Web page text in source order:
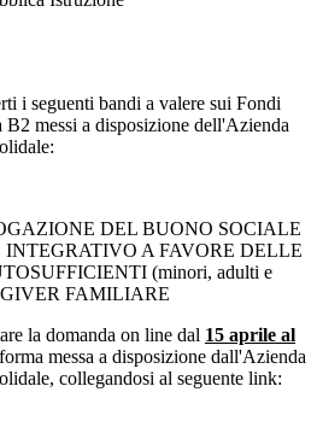
i seguenti bandi a valere sui Fondi
messi a disposizione dell'Azienda
DEL BUONO SOCIALE
INTEGRATIVO A FAVORE DELLE
(minori, adulti e
FAMILIARE
domanda on line dal 15 aprile al
messa a disposizione dall'Azienda
collegandosi al seguente link: